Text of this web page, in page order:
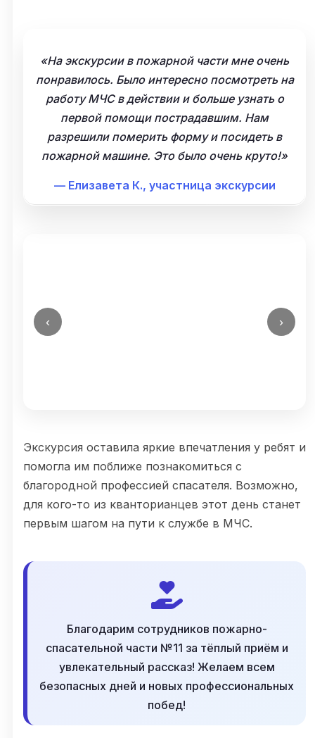
«На экскурсии в пожарной части мне очень
понравилось. Было интересно посмотреть на
работу МЧС в действии и больше узнать о
первой помощи пострадавшим. Нам
разрешили померить форму и посидеть в
пожарной машине. Это было очень круто!»
— Елизавета К., участница экскурсии
‹ ›
Экскурсия оставила яркие впечатления у ребят и
помогла им поближе познакомиться с
благородной профессией спасателя. Возможно,
для кого-то из кванторианцев этот день станет
первым шагом на пути к службе в МЧС.
Благодарим сотрудников пожарно-
спасательной части №11 за тёплый приём и
увлекательный рассказ! Желаем всем
безопасных дней и новых профессиональных
побед!